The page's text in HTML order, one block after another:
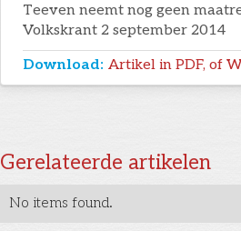
Teeven neemt nog geen
Volkskrant 2 september 2014
Download: Artikel in PDF, of
Gerelateerde artikelen
No items found.